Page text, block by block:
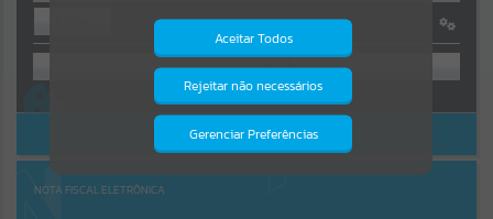
Por favor, aguarde...
OU
Cadastre-se|Recuperar Senha
ACESSAR SEM LOGIN
NOTA FISCAL ELETRÔNICA
Aceitar Todos
Rejeitar não necessários
Gerenciar Preferências
Isto significa que diversos recursos
providenciados poderão não estar